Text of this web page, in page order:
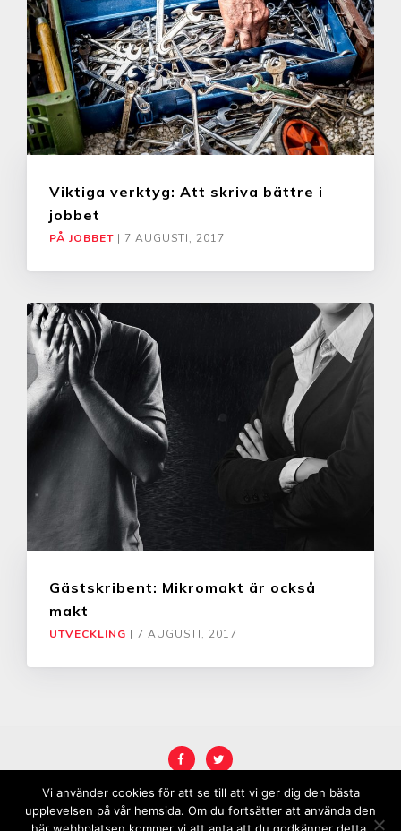
Viktiga verktyg: Att skriva bättre i
jobbet
PÅ JOBBET | 7 AUGUSTI, 2017
Gästskribent: Mikromakt är också
makt
UTVECKLING | 7 AUGUSTI, 2017
COPYRIGHT © 2026 KARRIÄRREBELL.
Vi använder cookies för att se till att vi ger dig den bästa
upplevelsen på vår hemsida. Om du fortsätter att använda den